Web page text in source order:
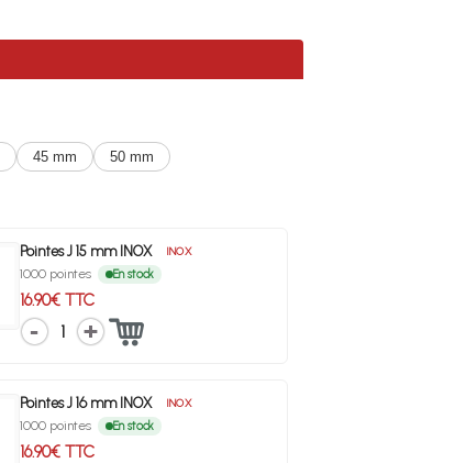
45 mm
50 mm
Pointes J 15 mm INOX INOX
1000 pointes En stock
16.90€ TTC
1
Pointes J 16 mm INOX INOX
1000 pointes En stock
16.90€ TTC